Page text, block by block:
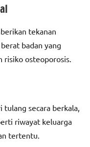
tekanan
badan yang
risiko osteoporosis.
secara berkala,
riwayat keluarga
tertentu.